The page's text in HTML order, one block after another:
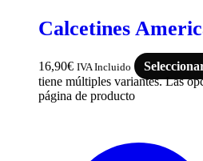
Calcetines
16,90€ IVA Incluido
tiene múltiples variantes. Las
página de producto